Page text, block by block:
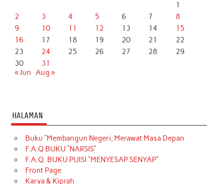
1
2
3 4 5 6 7
8
9
10 11 12 13 14
15
16
17 18 19 20 21
22
23
24 25 26 27 28
29
30
31
« Jun Aug »
HALAMAN
Buku “Membangun Negeri, Merawat Masa Depan
F.A.Q BUKU “NARSIS”
F.A.Q. BUKU PUISI “MENYESAP SENYAP”
Front Page
Karya & Kiprah